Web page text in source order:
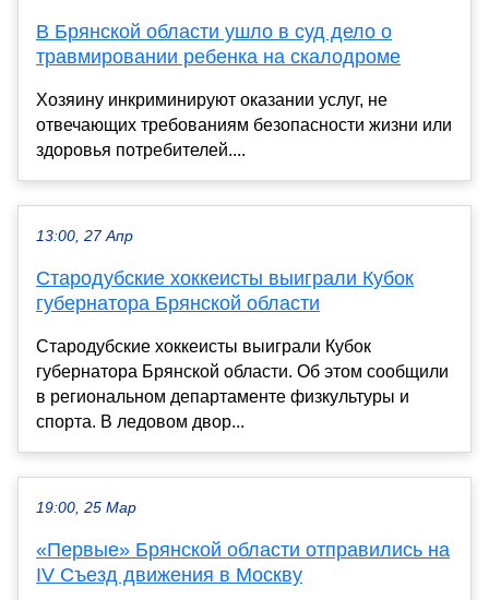
В Брянской области ушло в суд дело о
травмировании ребенка на скалодроме
Хозяину инкриминируют оказании услуг, не
отвечающих требованиям безопасности жизни или
здоровья потребителей....
13:00, 27 Апр
Стародубские хоккеисты выиграли Кубок
губернатора Брянской области
Стародубские хоккеисты выиграли Кубок
губернатора Брянской области. Об этом сообщили
в региональном департаменте физкультуры и
спорта. В ледовом двор...
19:00, 25 Мар
«Первые» Брянской области отправились на
IV Съезд движения в Москву